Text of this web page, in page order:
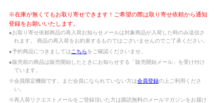
※在庫が無くてもお取り寄せできます！ご希望の際は取り寄せ依頼から通知
登録をお願いいたします。
●お取り寄せ依頼商品の再入荷お知らせメールは対象商品が入荷した時のみ送信さ
れます。 商品の再入荷をお約束するものではございませんのでご了承ください。
●予約商品につきましては こちらをご確認くださいませ。
●販売前の商品は販売開始したときにお知らせする「販売開始メール」を受け付け
ています。
※会員限定機能です。まだ会員になられていない方は会員登録の上ご利用くださ
い。
※再入荷リクエストメールをご登録頂いた方は購読無料のメールマガジンをお届け